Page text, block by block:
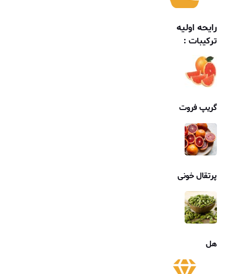
رایحه اولیه
ترکیبات :
گریپ فروت
پرتقال خونی
هل